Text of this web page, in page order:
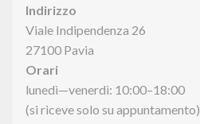
Indirizzo
Viale Indipendenza 26
27100 Pavia
Orari
lunedì—venerdì: 10:00–18:00
(si riceve solo su appuntamento)